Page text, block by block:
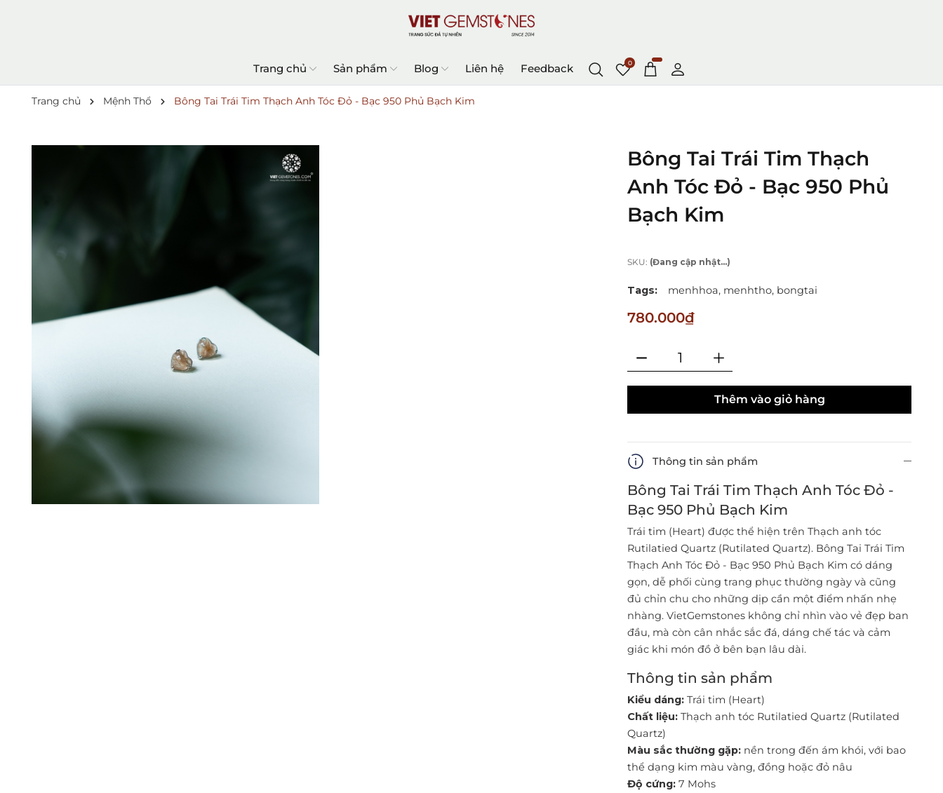
Trang chủ Sản phẩm Blog Liên hệ Feedback 0
Trang chủ Mệnh Thổ Bông Tai Trái Tim Thạch Anh Tóc Đỏ - Bạc 950 Phủ Bạch Kim
Bông Tai Trái Tim Thạch
Anh Tóc Đỏ - Bạc 950 Phủ
Bạch Kim
SKU: (Đang cập nhật...)
Tags: menhhoa, menhtho, bongtai
780.000₫
Thêm vào giỏ hàng
Thông tin sản phẩm
Bông Tai Trái Tim Thạch Anh Tóc Đỏ -
Bạc 950 Phủ Bạch Kim
Trái tim (Heart) được thể hiện trên Thạch anh tóc
Rutilatied Quartz (Rutilated Quartz). Bông Tai Trái Tim
Thạch Anh Tóc Đỏ - Bạc 950 Phủ Bạch Kim có dáng
gọn, dễ phối cùng trang phục thường ngày và cũng
đủ chỉn chu cho những dịp cần một điểm nhấn nhẹ
nhàng. VietGemstones không chỉ nhìn vào vẻ đẹp ban
đầu, mà còn cân nhắc sắc đá, dáng chế tác và cảm
giác khi món đồ ở bên bạn lâu dài.
Thông tin sản phẩm
Kiểu dáng: Trái tim (Heart)
Chất liệu: Thạch anh tóc Rutilatied Quartz (Rutilated
Quartz)
Màu sắc thường gặp: nền trong đến ám khói, với bao
thể dạng kim màu vàng, đồng hoặc đỏ nâu
Độ cứng: 7 Mohs